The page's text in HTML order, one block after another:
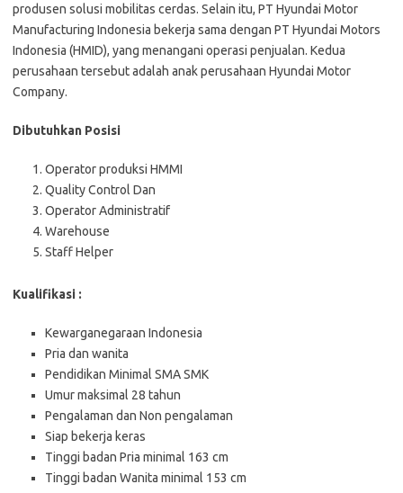
produsen solusi mobilitas cerdas. Selain itu, PT Hyundai Motor
Manufacturing Indonesia bekerja sama dengan PT Hyundai Motors
Indonesia (HMID), yang menangani operasi penjualan. Kedua
perusahaan tersebut adalah anak perusahaan Hyundai Motor
Company.
Dibutuhkan Posisi
Operator produksi HMMI
Quality Control Dan
Operator Administratif
Warehouse
Staff Helper
Kualifikasi :
Kewarganegaraan Indonesia
Pria dan wanita
Pendidikan Minimal SMA SMK
Umur maksimal 28 tahun
Pengalaman dan Non pengalaman
Siap bekerja keras
Tinggi badan Pria minimal 163 cm
Tinggi badan Wanita minimal 153 cm